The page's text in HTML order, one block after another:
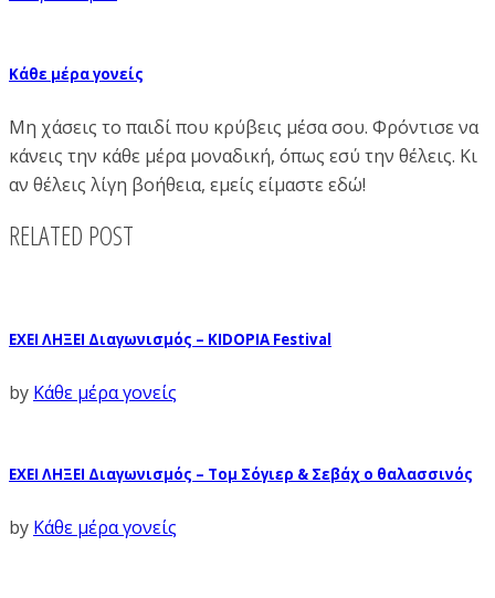
Κάθε μέρα γονείς
Μη χάσεις το παιδί που κρύβεις μέσα σου. Φρόντισε να
κάνεις την κάθε μέρα μοναδική, όπως εσύ την θέλεις. Κι
αν θέλεις λίγη βοήθεια, εμείς είμαστε εδώ!
RELATED POST
ΕΧΕΙ ΛΗΞΕΙ Διαγωνισμός – KIDOPIA Festival
by Κάθε μέρα γονείς
ΕΧΕΙ ΛΗΞΕΙ Διαγωνισμός – Τομ Σόγιερ & Σεβάχ ο θαλασσινός
by Κάθε μέρα γονείς